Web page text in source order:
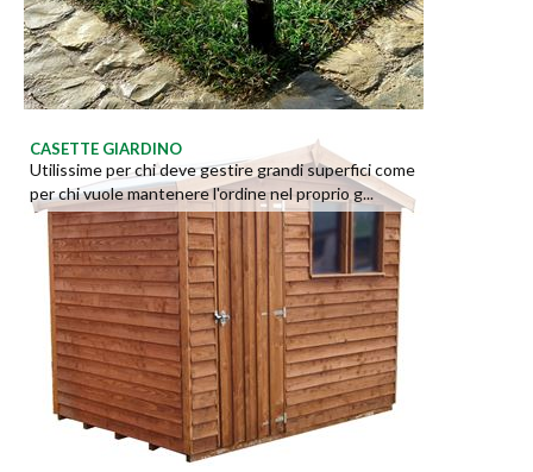
CASETTE GIARDINO
Utilissime per chi deve gestire grandi superfici come
per chi vuole mantenere l'ordine nel proprio g...